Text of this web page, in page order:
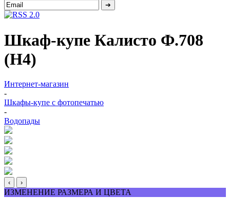
Шкаф-купе Калисто Ф.708
(Н4)
Интернет-магазин
-
Шкафы-купе с фотопечатью
-
Водопады
‹ ›
ИЗМЕНЕНИЕ РАЗМЕРА И ЦВЕТА